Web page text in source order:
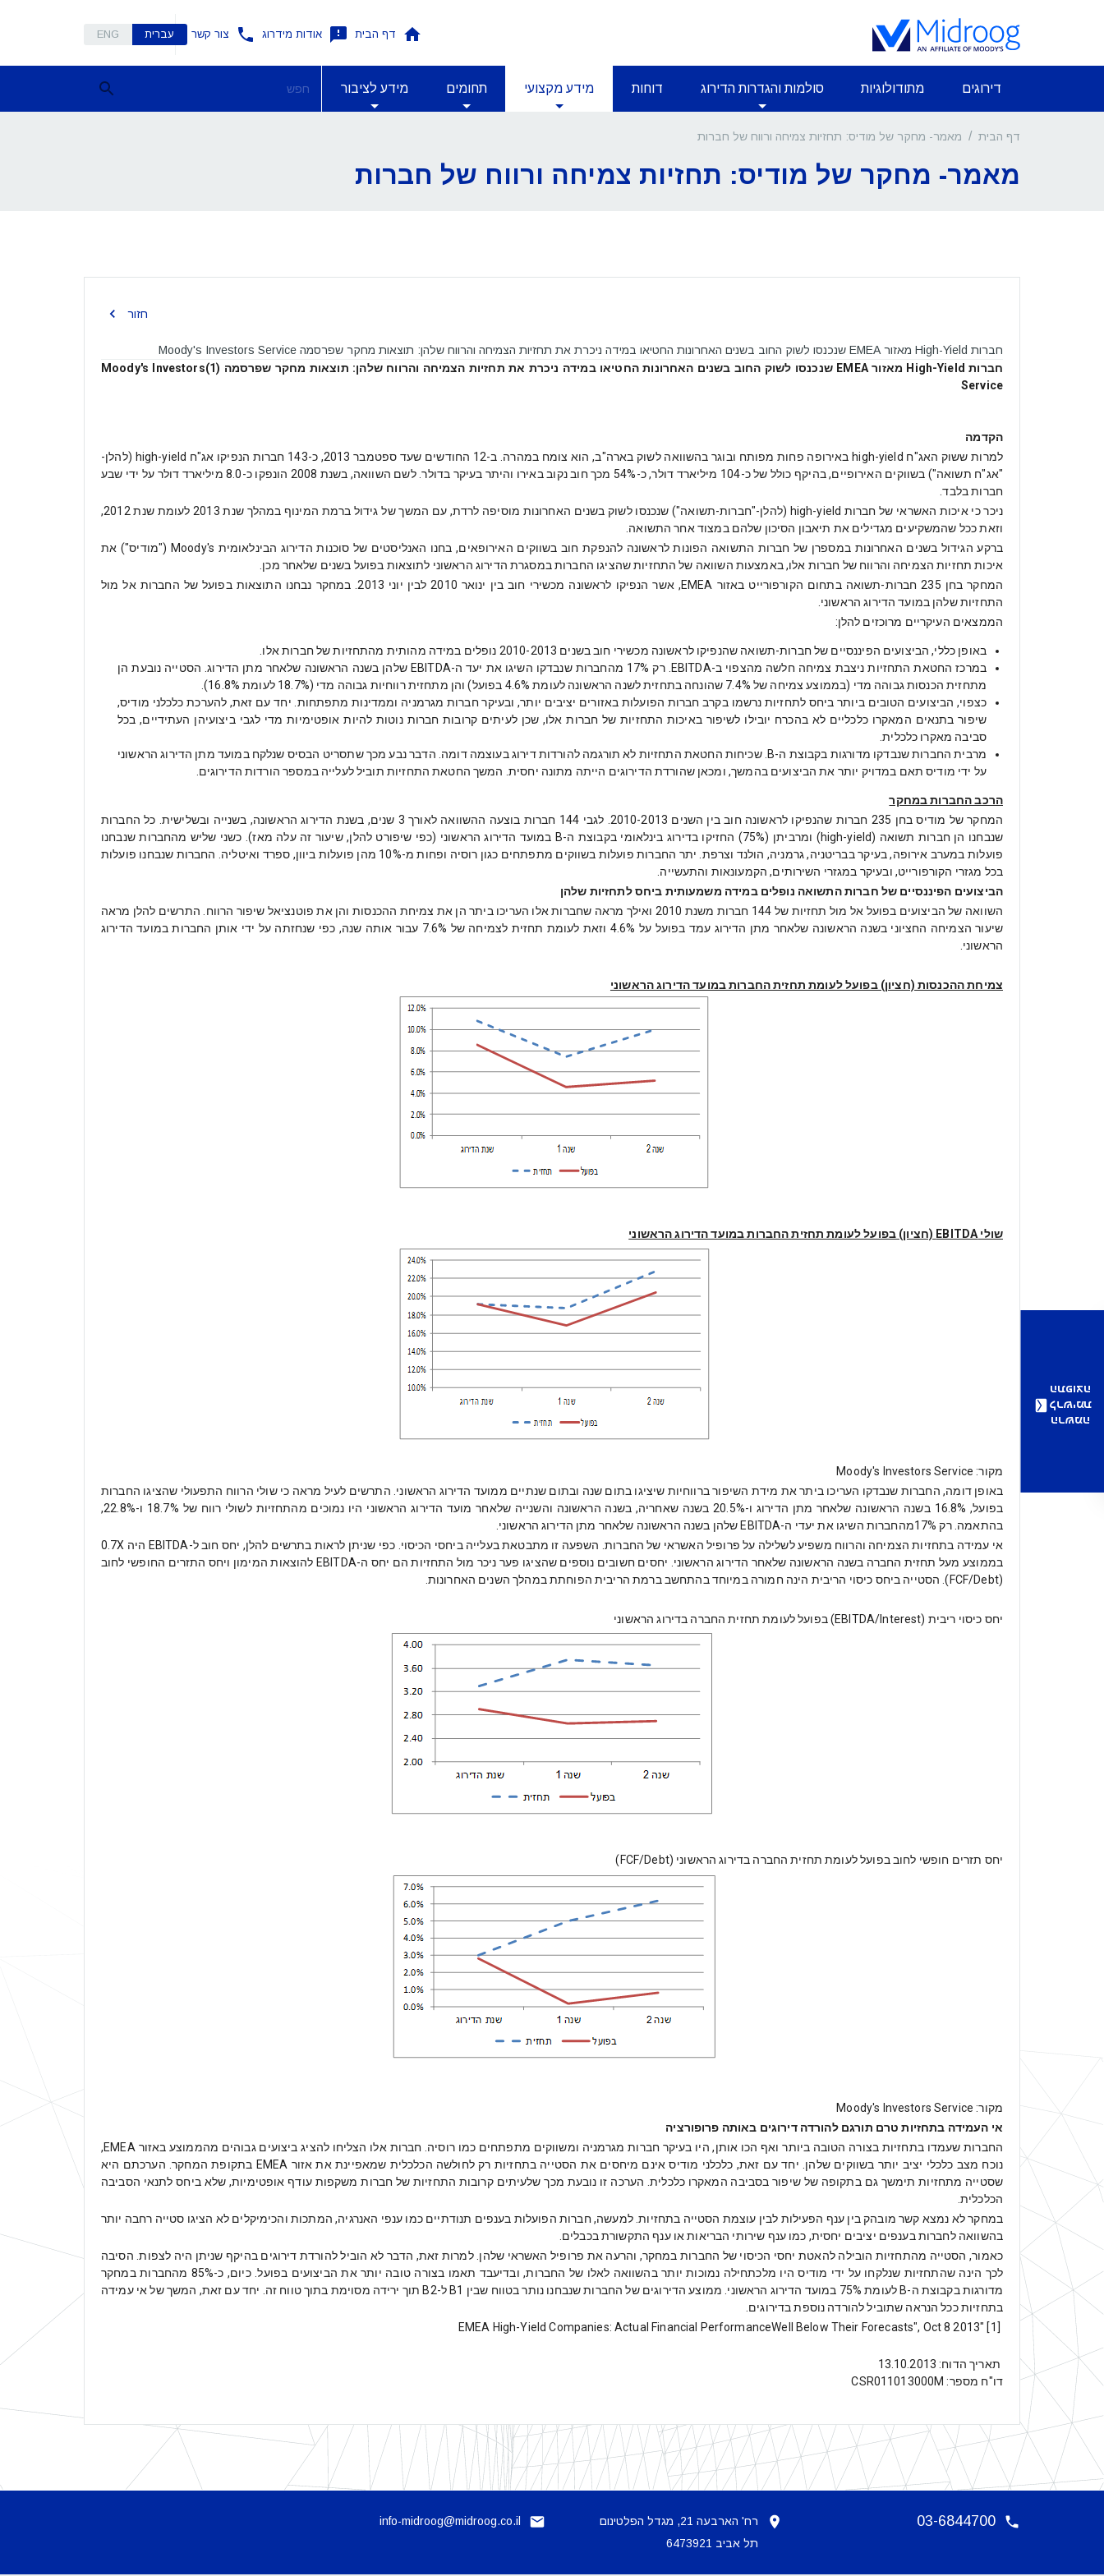
דף הבית אודות מידרוג צור קשר עברית ENG
דירוגים מתודולוגיות סולמות והגדרות הדירוג דוחות מידע מקצועי תחומים מידע לציבור
דף הבית / מאמר- מחקר של מודיס: תחזיות צמיחה ורווח של חברות
מאמר- מחקר של מודיס: תחזיות צמיחה ורווח של חברות
חזור
חברות High-Yield מאזור EMEA שנכנסו לשוק החוב בשנים האחרונות החטיאו במידה ניכרת את תחזיות הצמיחה והרווח שלהן: תוצאות מחקר שפרסמה Moody's Investors Service
חברות High-Yield מאזור EMEA שנכנסו לשוק החוב בשנים האחרונות החטיאו במידה ניכרת את תחזיות הצמיחה והרווח שלהן: תוצאות מחקר שפרסמה (1)Moody's Investors
Service
הקדמה
למרות ששוק האג"ח high-yield באירופה פחות מפותח ובוגר בהשוואה לשוק בארה"ב, הוא צומח במהרה. ב-12 החודשים שעד ספטמבר 2013, כ-143 חברות הנפיקו אג"ח high-yield (להלן-
"אג"ח תשואה") בשווקים האירופיים, בהיקף כולל של כ-104 מיליארד דולר, כ-54% מכך חוב נקוב באירו והיתר בעיקר בדולר. לשם השוואה, בשנת 2008 הונפקו כ-8.0 מיליארד דולר על ידי שבע
חברות בלבד.
ניכר כי איכות האשראי של חברות high-yield (להלן-"חברות-תשואה") שנכנסו לשוק בשנים האחרונות מוסיפה לרדת, עם המשך של גידול ברמת המינוף במהלך שנת 2013 לעומת שנת 2012,
וזאת ככל שהמשקיעים מגדילים את תיאבון הסיכון שלהם במצוד אחר התשואה.
ברקע הגידול בשנים האחרונות במספרן של חברות התשואה הפונות לראשונה להנפקת חוב בשווקים האירופאים, בחנו האנליסטים של סוכנות הדירוג הבינלאומית Moody's ("מודיס") את
איכות תחזיות הצמיחה והרווח של חברות אלו, באמצעות השוואה של התחזיות שהציגו החברות במסגרת הדירוג הראשוני לתוצאות בפועל בשנים שלאחר מכן.
המחקר בחן 235 חברות-תשואה בתחום הקורפורייט באזור EMEA, אשר הנפיקו לראשונה מכשירי חוב בין ינואר 2010 לבין יוני 2013. במחקר נבחנו התוצאות בפועל של החברות אל מול
התחזיות שלהן במועד הדירוג הראשוני.
הממצאים העיקריים מרוכזים להלן:
באופן כללי, הביצועים הפיננסיים של חברות-תשואה שהנפיקו לראשונה מכשירי חוב בשנים 2010-2013 נופלים במידה מהותית מהתחזיות של חברות אלו.
במרכז החטאת התחזיות ניצבת צמיחה חלשה מהצפוי ב-EBITDA. רק 17% מהחברות שנבדקו השיגו את יעד ה-EBITDA שלהן בשנה הראשונה שלאחר מתן הדירוג. הסטייה נובעת הן
מתחזית הכנסות גבוהה מדי (בממוצע צמיחה של 7.4% שהונחה בתחזית לשנה הראשונה לעומת 4.6% בפועל) והן מתחזית רווחיות גבוהה מדי (18.7% לעומת 16.8%).
כצפוי, הביצועים הטובים ביותר ביחס לתחזיות נרשמו בקרב חברות הפועלות באזורים יציבים יותר, ובעיקר חברות מגרמניה וממדינות מתפתחות. יחד עם זאת, להערכת כלכלני מודיס,
שיפור בתנאים המאקרו כלכליים לא בהכרח יובילו לשיפור באיכות התחזיות של חברות אלו, שכן לעיתים קרובות חברות נוטות להיות אופטימיות מדי לגבי ביצועיהן העתידיים, בכל
סביבה מאקרו כלכלית.
מרבית החברות שנבדקו מדורגות בקבוצת ה-B. שכיחות החטאת התחזיות לא תורגמה להורדות דירוג בעוצמה דומה. הדבר נבע מכך שתסריט הבסיס שנלקח במועד מתן הדירוג הראשוני
על ידי מודיס תאם במדויק יותר את הביצועים בהמשך, ומכאן שהורדת הדירוגים הייתה מתונה יחסית. המשך החטאת התחזיות תוביל לעלייה במספר הורדות הדירוגים.
הרכב החברות במחקר
המחקר של מודיס בחן 235 חברות שהנפיקו לראשונה חוב בין השנים 2010-2013. לגבי 144 חברות בוצעה ההשוואה לאורך 3 שנים, בשנת הדירוג הראשונה, בשנייה ובשלישית. כל החברות
שנבחנו הן חברות תשואה (high-yield) ומרביתן (75%) החזיקו בדירוג בינלאומי בקבוצת ה-B במועד הדירוג הראשוני (כפי שיפורט להלן, שיעור זה עלה מאז). כשני שליש מהחברות שנבחנו
פועלות במערב אירופה, בעיקר בבריטניה, גרמניה, הולנד וצרפת. יתר החברות פועלות בשווקים מתפתחים כגון רוסיה ופחות מ-10% מהן פועלות ביוון, ספרד ואיטליה. החברות שנבחנו פועלות
בכל מגזרי הקורפורייט, ובעיקר במגזרי השירותים, הקמעונאות והתעשייה.
הביצועים הפיננסיים של חברות התשואה נופלים במידה משמעותית ביחס לתחזיות שלהן
השוואה של הביצועים בפועל אל מול תחזיות של 144 חברות משנת 2010 ואילך מראה שחברות אלו העריכו ביתר הן את צמיחת ההכנסות והן את פוטנציאל שיפור הרווח. התרשים להלן מראה
שיעור הצמיחה החציוני בשנה הראשונה שלאחר מתן הדירוג עמד בפועל על 4.6% וזאת לעומת תחזית לצמיחה של 7.6% עבור אותה שנה, כפי שנחזתה על ידי אותן החברות במועד הדירוג
הראשוני.
צמיחת ההכנסות (חציון) בפועל לעומת תחזית החברות במועד הדירוג הראשוני
שולי EBITDA (חציון) בפועל לעומת תחזית החברות במועד הדירוג הראשוני
מקור: Moody's Investors Service
באופן דומה, החברות שנבדקו העריכו ביתר את מידת השיפור ברווחיות שיציגו בתום שנה ובתום שנתיים ממועד הדירוג הראשוני. התרשים לעיל מראה כי שולי הרווח התפעולי שהציגו החברות
בפועל, 16.8% בשנה הראשונה שלאחר מתן הדירוג ו-20.5% בשנה שאחריה, בשנה הראשונה והשנייה שלאחר מועד הדירוג הראשוני היו נמוכים מהתחזיות לשולי רווח של 18.7% ו-22.8%,
בהתאמה. רק 17%מהחברות השיגו את יעדי ה-EBITDA שלהן בשנה הראשונה שלאחר מתן הדירוג הראשוני.
אי עמידה בתחזיות הצמיחה והרווח משפיע לשלילה על פרופיל האשראי של החברות. השפעה זו מתבטאת בעלייה ביחסי הכיסוי. כפי שניתן לראות בתרשים להלן, יחס חוב ל-EBITDA היה 0.7X
בממוצע מעל תחזית החברה בשנה הראשונה שלאחר הדירוג הראשוני. יחסים חשובים נוספים שהציגו פער ניכר מול התחזיות הם יחס ה-EBITDA להוצאות המימון ויחס התזרים החופשי לחוב
(FCF/Debt). הסטייה ביחס כיסוי הריבית הינה חמורה במיוחד בהתחשב ברמת הריבית הפוחתת במהלך השנים האחרונות.
יחס כיסוי ריבית (EBITDA/Interest) בפועל לעומת תחזית החברה בדירוג הראשוני
יחס תזרים חופשי לחוב בפועל לעומת תחזית החברה בדירוג הראשוני (FCF/Debt)
מקור: Moody's Investors Service
אי העמידה בתחזיות טרם תורגם להורדה דירוגים באותה פרופורציה
החברות שעמדו בתחזיות בצורה הטובה ביותר ואף הכו אותן, היו בעיקר חברות מגרמניה ומשווקים מתפתחים כמו רוסיה. חברות אלו הצליחו להציג ביצועים גבוהים מהממוצע באזור EMEA,
נוכח מצב כלכלי יציב יותר בשווקים שלהן. יחד עם זאת, כלכלני מודיס אינם מיחסים את הסטייה בתחזיות רק לחולשה הכלכלית שמאפיינת את אזור EMEA בתקופת המחקר. הערכתם היא
שסטייה מתחזיות תימשך גם בתקופה של שיפור בסביבה המאקרו כלכלית. הערכה זו נובעת מכך שלעיתים קרובות התחזיות של חברות משקפות עודף אופטימיות, שלא ביחס לתנאי הסביבה
הכלכלית.
במחקר לא נמצא קשר מובהק בין ענף הפעילות לבין עוצמת הסטייה בתחזיות. למעשה, חברות הפועלות בענפים תנודתיים כמו ענפי האנרגיה, המתכות והכימיקלים לא הציגו סטייה רחבה יותר
בהשוואה לחברות בענפים יציבים יחסית, כמו ענף שירותי הבריאות או ענף התקשורת בכבלים.
כאמור, הסטייה מהתחזיות הובילה להאטת יחסי הכיסוי של החברות במחקר, והרעה את פרופיל האשראי שלהן. למרות זאת, הדבר לא הוביל להורדת דירוגים בהיקף שניתן היה לצפות. הסיבה
לכך הינה שהתחזיות שנלקחו על ידי מודיס היו מלכתחילה נמוכות יותר בהשוואה לאלו של החברות, ובדיעבד תאמו בצורה טובה יותר את הביצועים בפועל. כיום, כ-85% מהחברות במחקר
מדורגות בקבוצת ה-B לעומת 75% במועד הדירוג הראשוני. ממוצע הדירוגים של החברות שנבחנו נותר בטווח שבין B1 ל-B2 תוך ירידה מסוימת בתוך טווח זה. יחד עם זאת, המשך של אי עמידה
בתחזיות ככל הנראה שתוביל להורדה נוספת בדירוגים.
[1] "EMEA High-Yield Companies: Actual Financial PerformanceWell Below Their Forecasts", Oct 8 2013
תאריך הדוח: 13.10.2013
דו"ח מספר: CSR011013000M
03-6844700
רח' הארבעה 21, מגדל הפלטינום
תל אביב 6473921
info-midroog@midroog.co.il
הרשמה
לרשימת
התפוצה